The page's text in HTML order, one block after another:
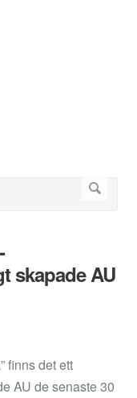
skapade AU
finns det ett
AU de senaste 30